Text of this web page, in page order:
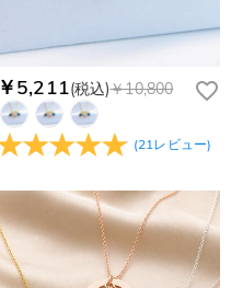
￥5,211(税込)￥10,800
(21レビュー)